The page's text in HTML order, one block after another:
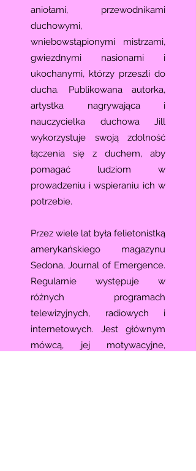
aniołami, przewodnikami
duchowymi,
wniebowstąpionymi mistrzami,
gwiezdnymi nasionami i
ukochanymi, którzy przeszli do
ducha. Publikowana autorka,
artystka nagrywająca i
nauczycielka duchowa Jill
wykorzystuje swoją zdolność
łączenia się z duchem, aby
pomagać ludziom w
prowadzeniu i wspieraniu ich w
potrzebie.
Przez wiele lat była felietonistką
amerykańskiego magazynu
Sedona, Journal of Emergence.
Regularnie występuje w
różnych programach
telewizyjnych, radiowych i
internetowych. Jest głównym
mówcą, jej motywacyjne,